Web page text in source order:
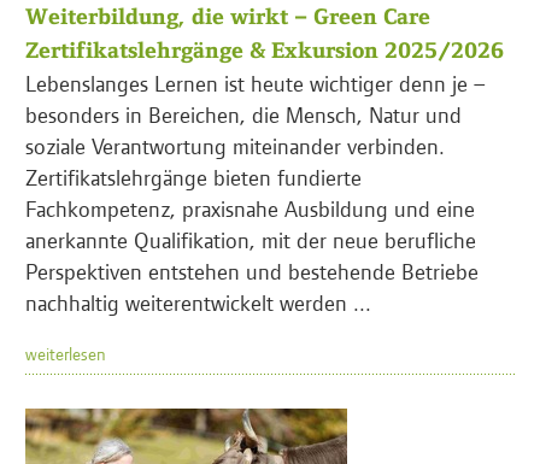
Weiterbildung, die wirkt – Green Care
Zertifikatslehrgänge & Exkursion 2025/2026
Lebenslanges Lernen ist heute wichtiger denn je –
besonders in Bereichen, die Mensch, Natur und
soziale Verantwortung miteinander verbinden.
Zertifikatslehrgänge bieten fundierte
Fachkompetenz, praxisnahe Ausbildung und eine
anerkannte Qualifikation, mit der neue berufliche
Perspektiven entstehen und bestehende Betriebe
nachhaltig weiterentwickelt werden ...
weiterlesen